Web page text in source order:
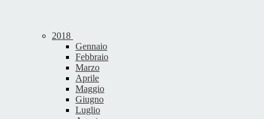
2018
Gennaio
Febbraio
Marzo
Aprile
Maggio
Giugno
Luglio